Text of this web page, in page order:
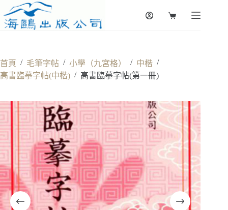
to
content
Shopping
首頁 / 毛筆字帖 / 小學（九宮格） / 中楷 /
高書臨摹字帖(中楷) / 高書臨摹字帖(第一冊)